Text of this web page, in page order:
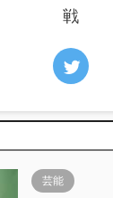
戦
芸能